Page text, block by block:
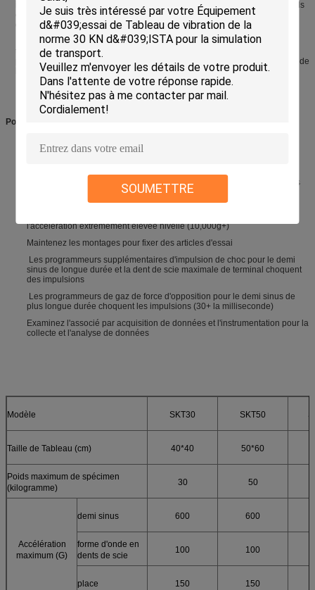
SOUMETTRE
intelligents, des comprimés, des mobiles, des affichages, de petits appareils
électroménagers, des cosmétiques, des composantes électroniques, le
grand équipement de bureau, le réfrigérateur et etc.
· Choquez l'essai standard pour des appareils photo numériques, des
téléphones intelligents, des comprimés, des mobiles, des affichages, de
petits appareils électroménagers, des cosmétiques, le grands équipement de
bureau de composantes électroniques, réfrigérateur et etc.
· Frets emballés par essai équivalent de baisse libre.
Points culminants d'option de produit
Modèles adaptés aux besoins du client de support de table disponibles
Bas kits d'impulsion pour prolonger la capacité de bas niveau d'essai
l'accélération extrêmement élevée nivelle (10,000g+)
Maintenez les montages pour fixer des articles d'essai
Les programmeurs supplémentaires d'impulsion de choc pour le demi
sinus de longue durée et la dent de scie maximale de terminal choquent
des impulsions
Les programmeurs de gaz de force d'opposition pour le demi sinus de
plus longue durée choquent les impulsions (30+ la milliseconde)
Examinez l'associé par acquisition de données et l'instrumentation pour la
collecte et l'analyse de données
Modèle SKT30 SKT50
Taille de Tableau (cm) 40*40 50*60
Poids maximum de spécimen
(kilogramme)
30 50
Accélération
maximum (G)
demi sinus 600 600
forme d'onde en
dents de scie
100 100
place 150 150